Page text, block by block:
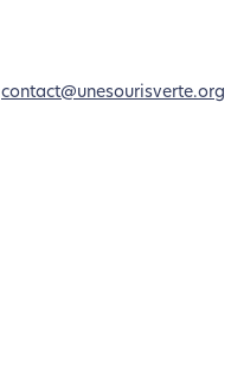
contact@unesourisverte.org